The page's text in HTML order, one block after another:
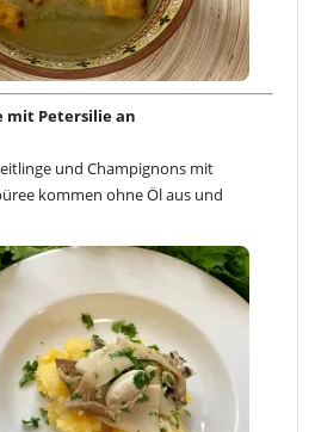
mit Petersilie an
und Champignons mit
kommen ohne Öl aus und